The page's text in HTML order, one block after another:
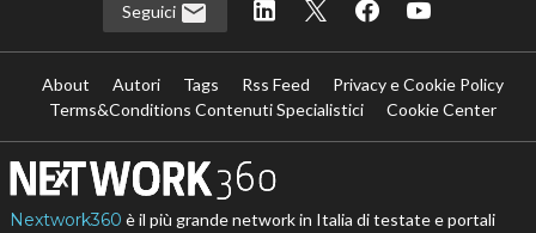
Seguici
About Autori Tags Rss Feed
Privacy e Cookie Policy
Terms&Conditions Contenuti Specialistici
Cookie Center
Nextwork360 è il più grande network in Italia di testate e portali